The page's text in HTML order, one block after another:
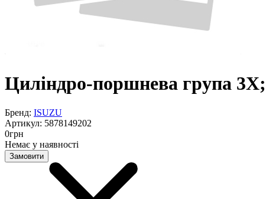
Циліндро-поршнева група
Бренд: ISUZU
Артикул: 5878149202
0грн
Немає у наявності
Замовити